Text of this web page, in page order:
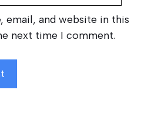
email, and website in this
next time I comment.